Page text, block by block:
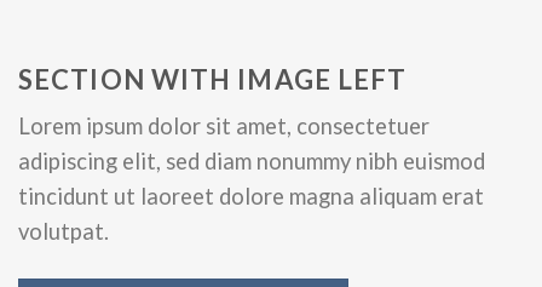
SECTION WITH IMAGE LEFT
Lorem ipsum dolor sit amet, consectetuer
adipiscing elit, sed diam nonummy nibh euismod
tincidunt ut laoreet dolore magna aliquam erat
volutpat.